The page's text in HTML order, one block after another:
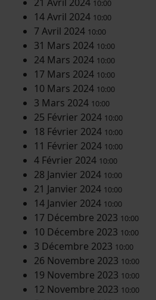
10:00
14 Avril 2024 10:00
7 Avril 2024 10:00
31 Mars 2024 10:00
24 Mars 2024 10:00
17 Mars 2024 10:00
10 Mars 2024 10:00
3 Mars 2024 10:00
25 Février 2024 10:00
18 Février 2024 10:00
11 Février 2024 10:00
4 Février 2024 10:00
28 Janvier 2024 10:00
21 Janvier 2024 10:00
14 Janvier 2024 10:00
17 Décembre 2023 10:00
10 Décembre 2023 10:00
3 Décembre 2023 10:00
26 Novembre 2023 10:00
19 Novembre 2023 10:00
12 Novembre 2023 10:00